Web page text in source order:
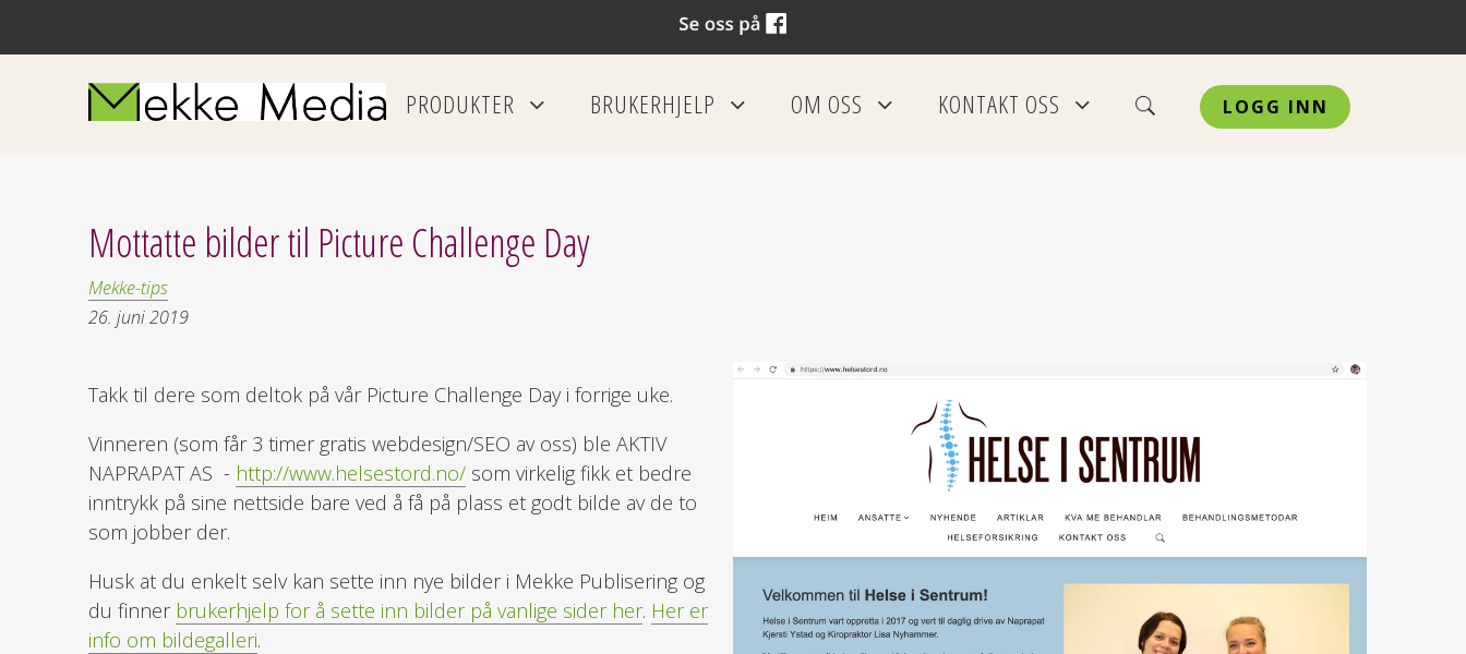
PRODUKTER BRUKERHJELP OM OSS KONTAKT OSS LOGG INN
Mottatte bilder til Picture Challenge Day
Mekke-tips
26. juni 2019
Takk til dere som deltok på vår Picture Challenge Day i forrige uke.
Vinneren (som får 3 timer gratis webdesign/SEO av oss) ble AKTIV
NAPRAPAT AS - http://www.helsestord.no/som virkelig fikk et bedre
inntrykk på sine nettside bare ved å få på plass et godt bilde av de to
som jobber der.
Husk at du enkelt selv kan sette inn nye bilder i Mekke Publisering og
du finner brukerhjelp for å sette inn bilder på vanlige sider her. Her er
info om bildegalleri.